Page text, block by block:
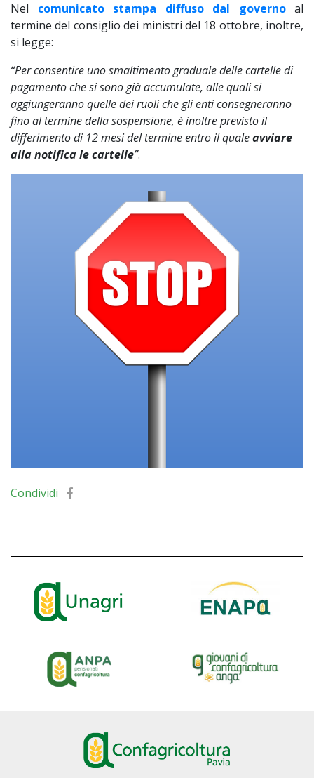
Nel comunicato stampa diffuso dal governoal
termine del consiglio dei ministri del 18 ottobre, inoltre,
si legge:
“Per consentire uno smaltimento graduale delle cartelle di
pagamento che si sono già accumulate, alle quali si
aggiungeranno quelle dei ruoli che gli enti consegneranno
fino al termine della sospensione, è inoltre previsto il
differimento di 12 mesi del termine entro il qualeavviare
alla notifica le cartelle”.
Condividi